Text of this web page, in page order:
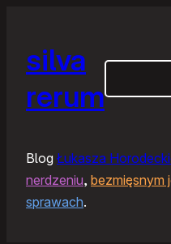
silva
rerum
Blog Łukasza
nerdzeniu, bezmięsnym
sprawach.